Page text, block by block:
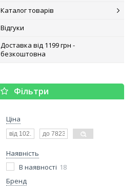
Каталог товарів
Відгуки
Доставка від 1199 грн -
безкоштовна
Фільтри
Ціна
Наявність
В наявності 18
Бренд